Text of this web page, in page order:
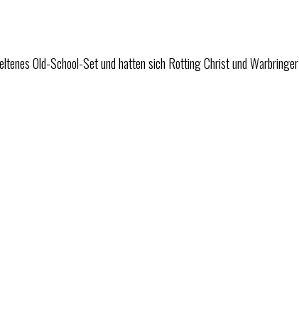
Old-School-Set und hatten sich Rotting Christ und Warbringer